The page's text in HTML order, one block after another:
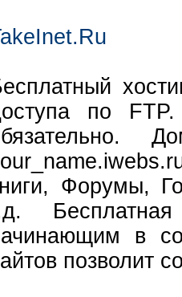
по
Форумы,
в
позволит